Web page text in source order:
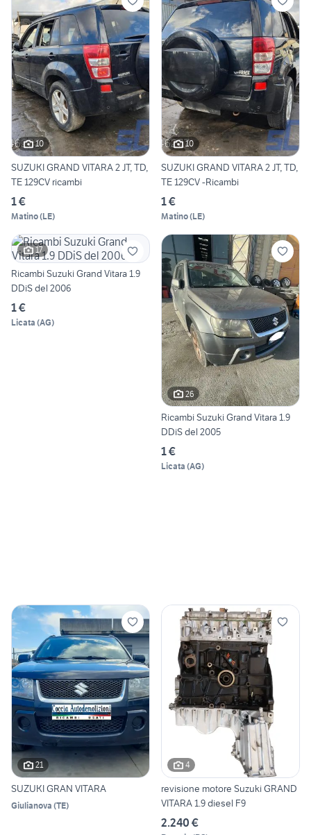
10
SUZUKI GRAND VITARA 2 JT, TD,
TE 129CV ricambi
1 €
Matino(LE)
10
SUZUKI GRAND VITARA 2 JT, TD,
TE 129CV -Ricambi
1 €
Matino(LE)
17
Ricambi Suzuki Grand Vitara 1.9
DDiS del 2006
1 €
Licata (AG)
26
Ricambi Suzuki Grand Vitara 1.9
DDiS del 2005
1 €
Licata (AG)
21
SUZUKI GRAN VITARA
Giulianova (TE)
4
revisione motore Suzuki GRAND
VITARA 1.9 diesel F9
2.240 €